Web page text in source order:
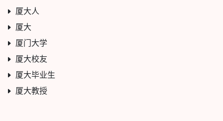
厦大人
厦大
厦门大学
厦大校友
厦大毕业生
厦大教授